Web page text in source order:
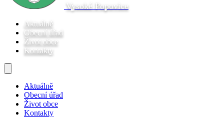
Vysoké Popovice
Aktuálně
Obecní úřad
Život obce
Kontakty
Aktuálně
Obecní úřad
Život obce
Kontakty